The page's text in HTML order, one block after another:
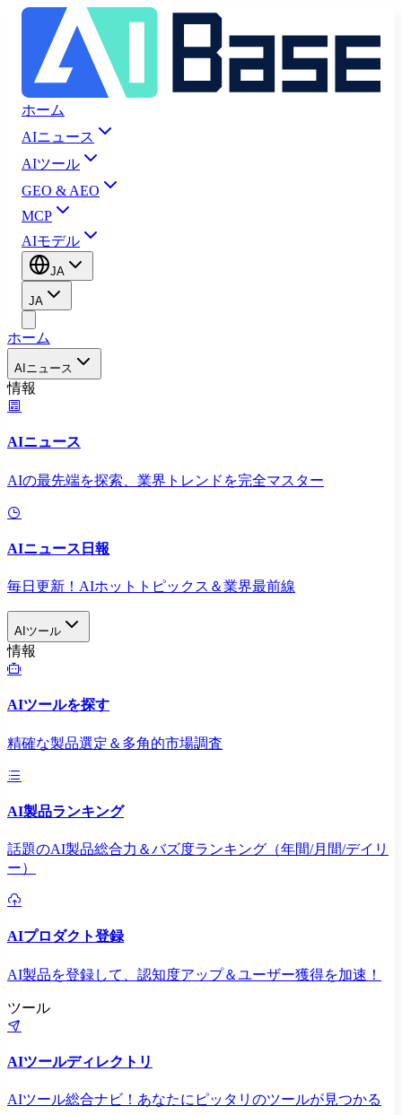
ホーム
AIニュース
AIツール
GEO & AEO
MCP
AIモデル
JA
JA
ホーム
AIニュース
情報
AIニュース
AIの最先端を探索、業界トレンドを完全マスター
AIニュース日報
毎日更新！AIホットトピックス＆業界最前線
AIツール
情報
AIツールを探す
精確な製品選定＆多角的市場調査
AI製品ランキング
話題のAI製品総合力＆バズ度ランキング（年間/月間/デイリ
ー）
AIプロダクト登録
AI製品を登録して、認知度アップ＆ユーザー獲得を加速！
ツール
AIツールディレクトリ
AIツール総合ナビ！あなたにピッタリのツールが見つかる